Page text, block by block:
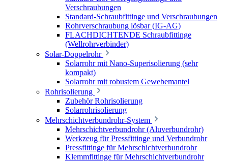
Verschraubungen
Standard-Schraubfittinge und Verschraubungen
Rohrverschraubung lösbar (IG-AG)
FLACHDICHTENDE Schraubfittinge
(Wellrohrverbinder)
Solar-Doppelrohr
Solarrohr mit Nano-Superisolierung (sehr
kompakt)
Solarrohr mit robustem Gewebemantel
Rohrisolierung
Zubehör Rohrisolierung
Solarrohrisolierung
Mehrschichtverbundrohr-System
Mehrschichtverbundrohr (Aluverbundrohr)
Werkzeug für Pressfittinge und Verbundrohr
Pressfittinge für Mehrschichtverbundrohr
Klemmfittinge für Mehrschichtverbundrohr